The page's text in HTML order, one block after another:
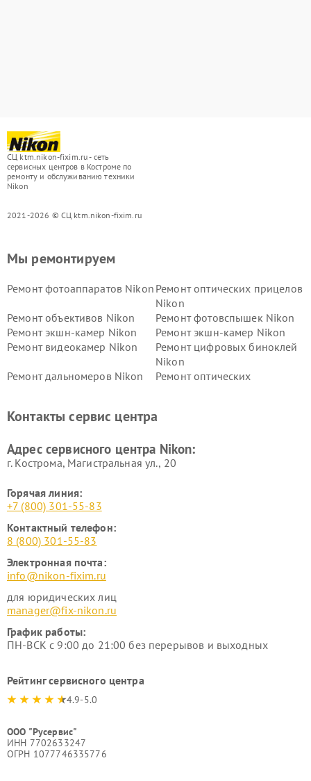
СЦ ktm.nikon-fixim.ru - сеть
сервисных центров в Костроме по
ремонту и обслуживанию техники
Nikon
2021-2026 © СЦ ktm.nikon-fixim.ru
Мы ремонтируем
Ремонт фотоаппаратов Nikon Ремонт оптических прицелов
Nikon
Ремонт объективов Nikon
Ремонт фотовспышек Nikon
Ремонт экшн-камер Nikon
Ремонт экшн-камер Nikon
Ремонт видеокамер Nikon
Ремонт цифровых биноклей
Nikon
Ремонт дальномеров Nikon
Ремонт оптических
Контакты сервис центра
Адрес сервисного центра Nikon:
г. Кострома, Магистральная ул., 20
Горячая линия:
+7 (800) 301-55-83
Контактный телефон:
8 (800) 301-55-83
Электронная почта:
info@nikon-fixim.ru
для юридических лиц
manager@fix-nikon.ru
График работы:
ПН-ВСК с 9:00 до 21:00 без перерывов и выходных
Рейтинг сервисного центра
4.9-5.0
ООО "Русервис"
ИНН 7702633247
ОГРН 1077746335776